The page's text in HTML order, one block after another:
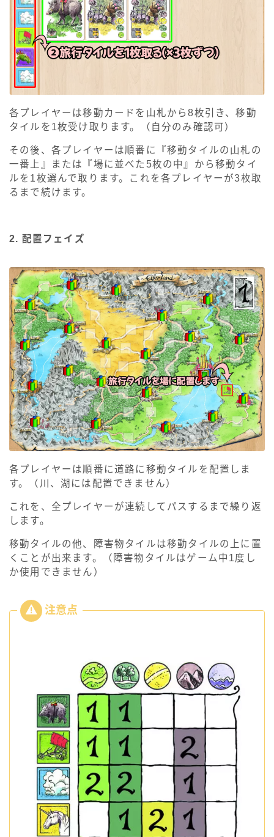
各プレイヤーは移動カードを山札から8枚引き、移動
タイルを1枚受け取ります。（自分のみ確認可）
その後、各プレイヤーは順番に『移動タイルの山札の
一番上』または『場に並べた5枚の中』から移動タイ
ルを1枚選んで取ります。これを各プレイヤーが3枚取
るまで続けます。
2. 配置フェイズ
各プレイヤーは順番に道路に移動タイルを配置しま
す。（川、湖には配置できません）
これを、全プレイヤーが連続してパスするまで繰り返
します。
移動タイルの他、障害物タイルは移動タイルの上に置
くことが出来ます。（障害物タイルはゲーム中1度し
か使用できません）